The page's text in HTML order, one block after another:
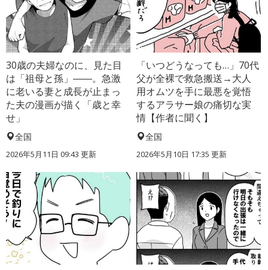
30歳の夫婦なのに、見た目
は「祖母と孫」――。急激
に老いる妻と成長が止まっ
た夫の漫画が描く「歳と幸
せ」
全国
2026年5月11日 09:43 更新
「いつどうなっても…」70代
父が全裸で救急搬送→大人
用オムツを手に最悪を覚悟
するアラサー娘の痛切な実
情【作者に聞く】
全国
2026年5月10日 17:35 更新